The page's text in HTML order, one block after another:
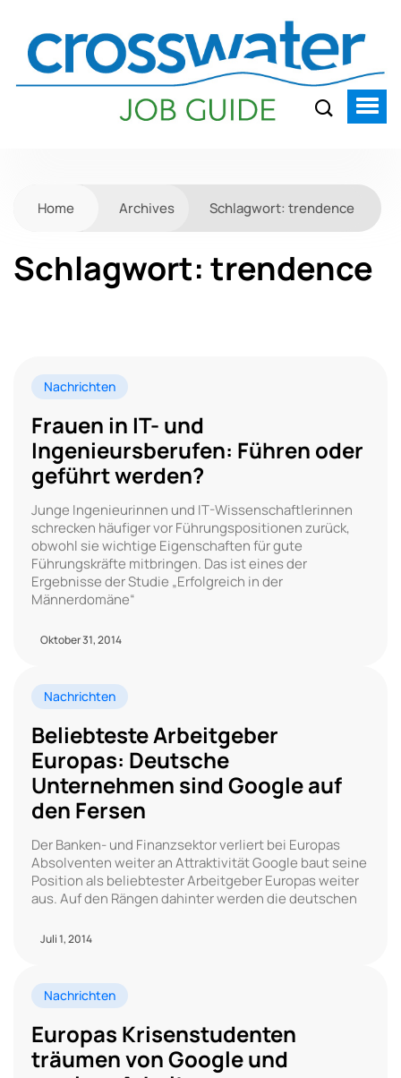
Home Archives Schlagwort: trendence
Schlagwort: trendence
Nachrichten
Frauen in IT- und
Ingenieursberufen: Führen oder
geführt werden?
Junge Ingenieurinnen und IT-Wissenschaftlerinnen
schrecken häufiger vor Führungspositionen zurück,
obwohl sie wichtige Eigenschaften für gute
Führungskräfte mitbringen. Das ist eines der
Ergebnisse der Studie „Erfolgreich in der
Männerdomäne“
Oktober 31, 2014
Nachrichten
Beliebteste Arbeitgeber
Europas: Deutsche
Unternehmen sind Google auf
den Fersen
Der Banken- und Finanzsektor verliert bei Europas
Absolventen weiter an Attraktivität Google baut seine
Position als beliebtester Arbeitgeber Europas weiter
aus. Auf den Rängen dahinter werden die deutschen
Juli 1, 2014
Nachrichten
Europas Krisenstudenten
träumen von Google und